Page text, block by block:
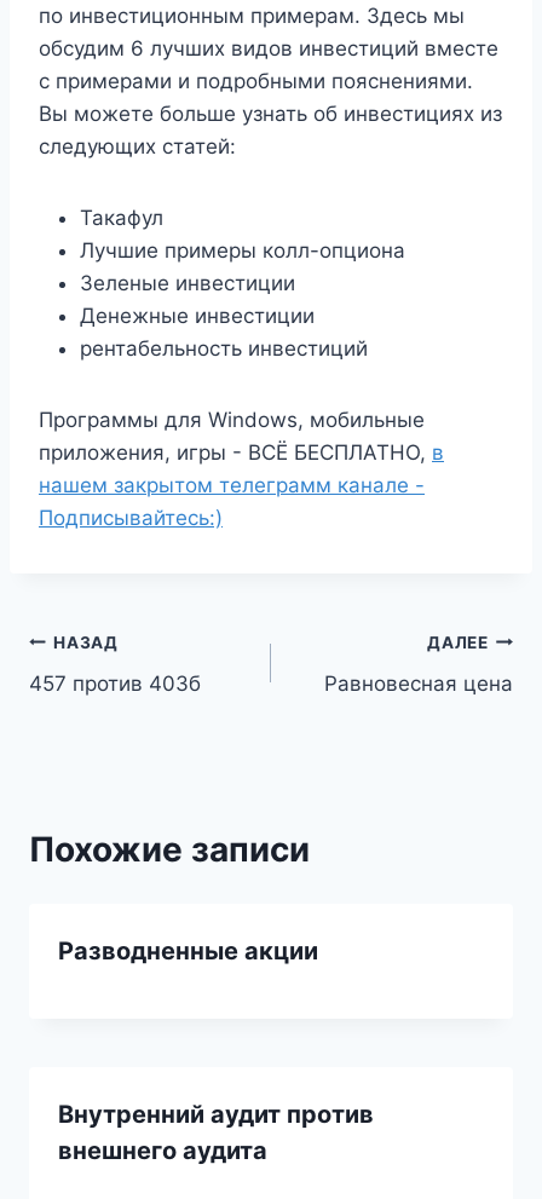
по инвестиционным примерам. Здесь мы
обсудим 6 лучших видов инвестиций вместе
с примерами и подробными пояснениями.
Вы можете больше узнать об инвестициях из
следующих статей:
Такафул
Лучшие примеры колл-опциона
Зеленые инвестиции
Денежные инвестиции
рентабельность инвестиций
Программы для Windows, мобильные
приложения, игры - ВСЁ БЕСПЛАТНО, в
нашем закрытом телеграмм канале -
Подписывайтесь:)
Навигация
по
НАЗАД
457 против 403б
ДАЛЕЕ
Равновесная цена
Похожие записи
Разводненные акции
Внутренний аудит против
внешнего аудита